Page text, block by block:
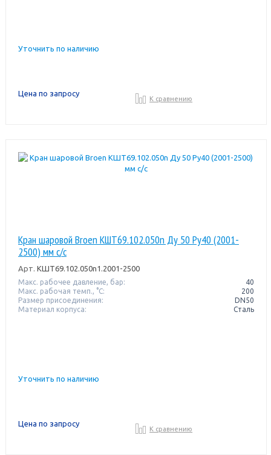
Уточнить по наличию
Цена по запросу
К сравнению
Кран шаровой Broen КШТ69.102.050n Ду 50 Pу40 (2001-
2500) мм с/с
Арт. КШТ69.102.050n1.2001-2500
Макс. рабочее давление, бар:
40
Макс. рабочая темп., °С:
200
Размер присоединения:
DN50
Материал корпуса:
Сталь
Уточнить по наличию
Цена по запросу
К сравнению